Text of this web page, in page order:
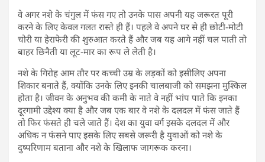
वे अगर नशे के चंगुल में फंस गए तो उनके पास अपनी यह जरूरत पूरी
करने के लिए केवल गलत रास्ते ही हैं। पहले वे अपने घर से ही छोटी-मोटी
चोरी या हेराफेरी की शुरुआत करते हैं और जब यह आगे नहीं चल पाती तो
बाहर छिनैती या लूट-मार का रूप ले लेती है।
नशे के गिरोह आम तौर पर कच्ची उम्र के लड़कों को इसीलिए अपना
शिकार बनाते हैं, क्योंकि उनके लिए इनकी चालबाजी को समझना मुश्किल
होता है। जीवन के अनुभव की कमी के नाते वे नहीं भांप पाते कि इनका
दूरगामी उद्देश्य क्या है और जब एक बार वे नशे के दलदल में फंस जाते हैं
तो फिर फंसते ही चले जाते हैं। देश का युवा वर्ग इसके दलदल में और
अधिक न फंसने पाए इसके लिए सबसे जरूरी है युवाओं को नशे के
दुष्परिणाम बताना और नशे के खिलाफ जागरूक करना।